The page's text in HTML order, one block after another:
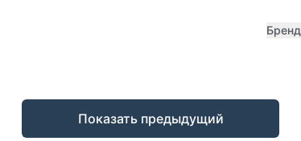
Бренд
Показать предыдущий